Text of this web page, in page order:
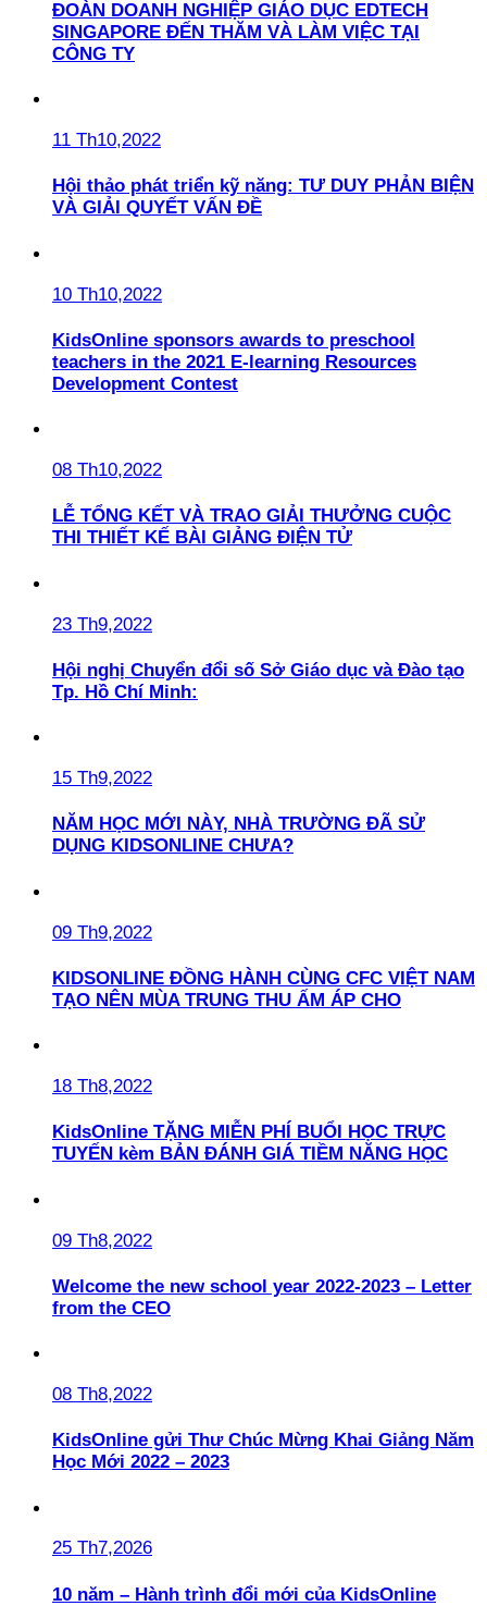
ĐOÀN DOANH NGHIỆP GIÁO DỤC EDTECH
SINGAPORE ĐẾN THĂM VÀ LÀM VIỆC TẠI
CÔNG TY
11 Th10,2022
Hội thảo phát triển kỹ năng: TƯ DUY PHẢN BIỆN
VÀ GIẢI QUYẾT VẤN ĐỀ
10 Th10,2022
KidsOnline sponsors awards to preschool
teachers in the 2021 E-learning Resources
Development Contest
08 Th10,2022
LỄ TỔNG KẾT VÀ TRAO GIẢI THƯỞNG CUỘC
THI THIẾT KẾ BÀI GIẢNG ĐIỆN TỬ
23 Th9,2022
Hội nghị Chuyển đổi số Sở Giáo dục và Đào tạo
Tp. Hồ Chí Minh:
15 Th9,2022
NĂM HỌC MỚI NÀY, NHÀ TRƯỜNG ĐÃ SỬ
DỤNG KIDSONLINE CHƯA?
09 Th9,2022
KIDSONLINE ĐỒNG HÀNH CÙNG CFC VIỆT NAM
TẠO NÊN MÙA TRUNG THU ẤM ÁP CHO
18 Th8,2022
KidsOnline TẶNG MIỄN PHÍ BUỔI HỌC TRỰC
TUYẾN kèm BẢN ĐÁNH GIÁ TIỀM NĂNG HỌC
09 Th8,2022
Welcome the new school year 2022-2023 – Letter
from the CEO
08 Th8,2022
KidsOnline gửi Thư Chúc Mừng Khai Giảng Năm
Học Mới 2022 – 2023
25 Th7,2026
10 năm – Hành trình đổi mới của KidsOnline